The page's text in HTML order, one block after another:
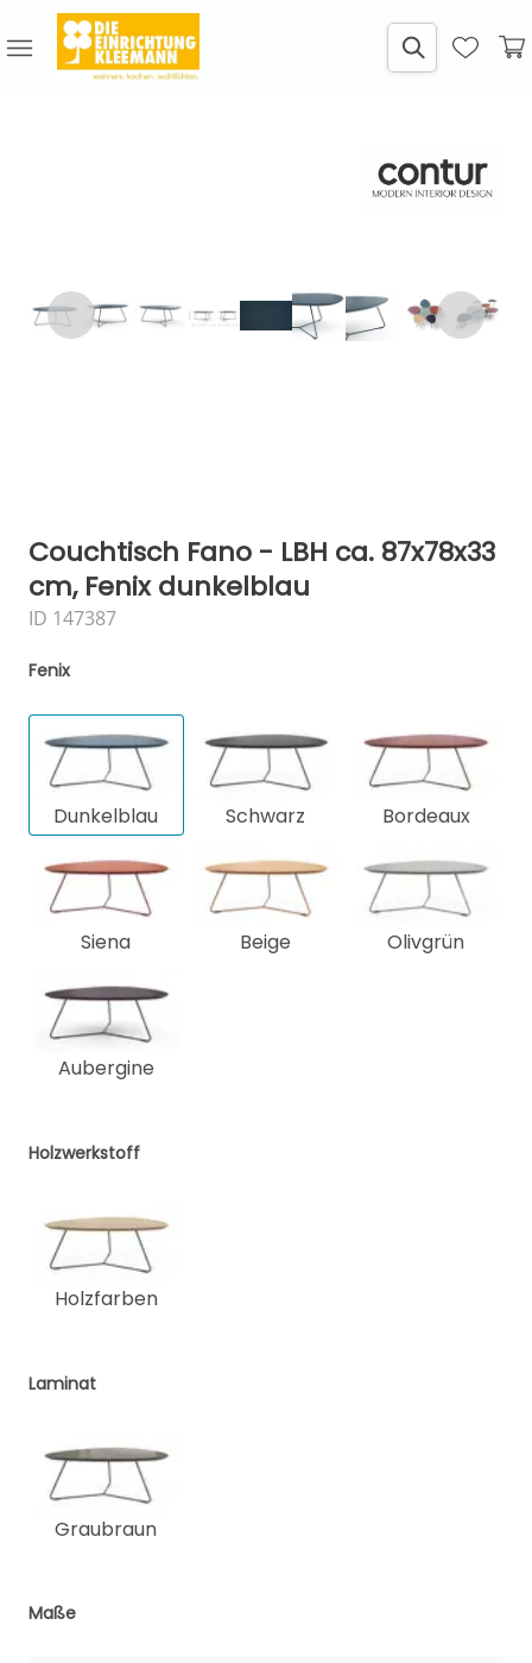
Couchtisch Fano - LBH ca. 87x78x33
cm, Fenix dunkelblau
ID 147387
Fenix
Dunkelblau Schwarz Bordeaux
Siena Beige Olivgrün
Aubergine
Holzwerkstoff
Holzfarben
Laminat
Graubraun
Maße